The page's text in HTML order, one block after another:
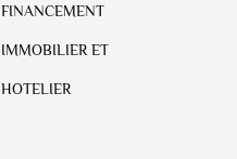
FINANCEMENT
IMMOBILIER ET
HOTELIER